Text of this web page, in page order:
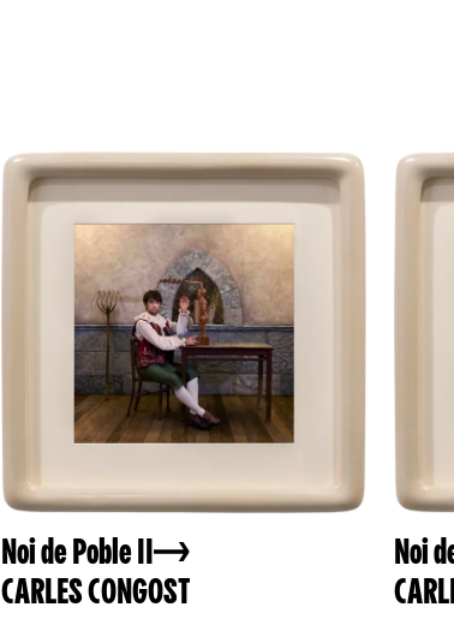
Noi de Poble II
CARLES CONGOST
Noi